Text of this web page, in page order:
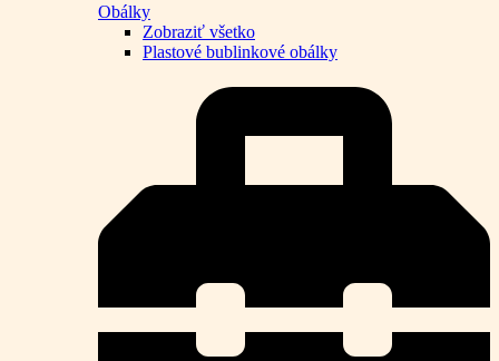
Obálky
Zobraziť všetko
Plastové bublinkové obálky